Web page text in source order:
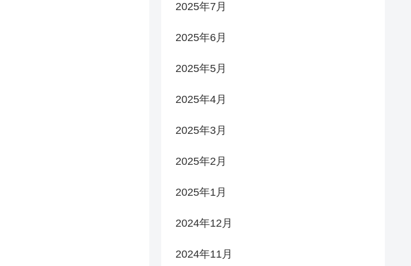
2025年7月
2025年6月
2025年5月
2025年4月
2025年3月
2025年2月
2025年1月
2024年12月
2024年11月